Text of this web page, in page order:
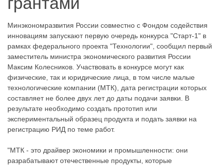
Минэкономразвития России совместно с Фондом содействия
инновациям запускают первую очередь конкурса "Старт-1" в
рамках федерального проекта "Технологии", сообщил первый
заместитель министра экономического развития России
Максим Колесников. Участвовать в конкурсе могут как
физические, так и юридические лица, в том числе малые
технологические компании (МТК), дата регистрации которых
составляет не более двух лет до даты подачи заявки. В
результате необходимо создать прототип или
экспериментальный образец продукта и подать заявки на
регистрацию РИД по теме работ.
"МТК - это драйвер экономики и промышленности: они
разрабатывают отечественные продукты, которые